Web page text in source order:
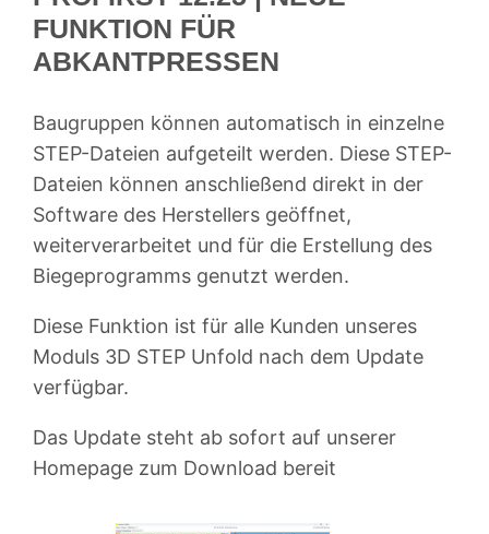
FUNKTION FÜR
ABKANTPRESSEN
Baugruppen können automatisch in einzelne
STEP-Dateien aufgeteilt werden. Diese STEP-
Dateien können anschließend direkt in der
Software des Herstellers geöffnet,
weiterverarbeitet und für die Erstellung des
Biegeprogramms genutzt werden.
Diese Funktion ist für alle Kunden unseres
Moduls 3D STEP Unfold nach dem Update
verfügbar.
Das Update steht ab sofort auf unserer
Homepage zum Download bereit